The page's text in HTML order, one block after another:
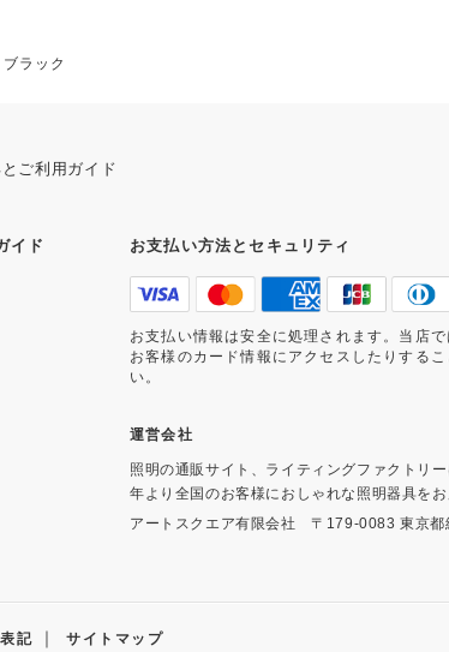
ラック
ご利用ガイド
イド お支払い方法とセキュリティ
お支払い情報は安全に処理されます。当店
お客様のカード情報にアクセスしたりする
い。
運営会社
照明の通販サイト、ライティングファクトリ
年より全国のお客様におしゃれな照明器具をお
アートスクエア有限会社〒179-0083 東京
記 ｜ サイトマップ